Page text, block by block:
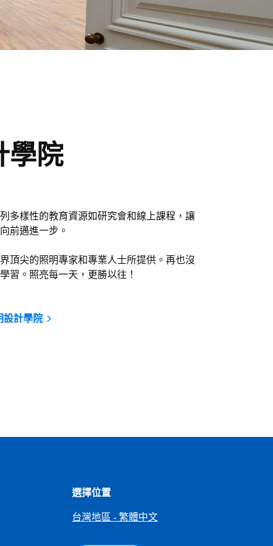
學院
多樣性的教育資源如研究會和線上課程，讓
前邁進一步。
頂尖的照明專家和專業人士所提供。再也沒
習。照亮每一天，更勝以往！
設計學院
選擇位置
台灣地區 - 繁體中文